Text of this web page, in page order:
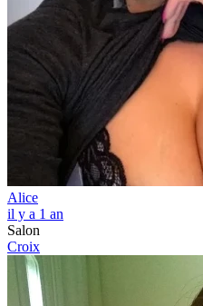
Alice
il y a 1 an
Salon
Croix